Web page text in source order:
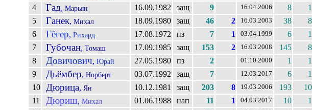
4 Гад, Марьян 16.09.1982 защ 9 16.04.2006 8 1
5 Ганек, Михал 18.09.1980 защ 46 2 16.03.2003 38 8
6 Гёгер, Рихард 17.08.1972 пз 7 1 03.04.1999 6 1
7 Губочан, Томаш 17.09.1985 защ 153 2 16.03.2008 145 8
8 Довичович, Юрай 27.05.1980 пз 2 01.10.2000 1 1
9 Дьёмбер, Норберт 03.07.1992 защ 7 12.03.2017 6 1
10 Дюрица, Ян 10.12.1981 защ 203 8 19.03.2006 193 10
11 Дюриш, Михал 01.06.1988 нап 11 1 04.03.2017 10 1